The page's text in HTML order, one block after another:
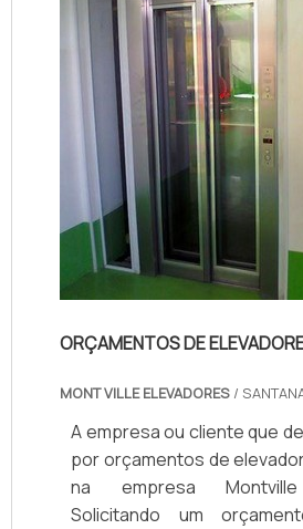
ORÇAMENTOS DE
MONT VILLE ELEVADORES /
A empresa ou cliente que
por orçamentos de
na empresa Montville
Solicitando um